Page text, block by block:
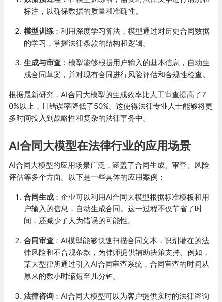
标注，以确保数据的质量和准确性。
模型训练 ：利用深度学习算法，模型通过对历史合同数据
的学习，掌握法律条款的结构和逻辑。
生成与审查 ：模型能够根据用户输入的基本信息，自动生
成合同草案，并对现有合同进行风险评估和合规性检查。
根据最新研究，AI合同大模型的生成效率比人工审查提高了7
0%以上，且错误率降低了50%。这使得法律专业人士能够将更
多时间投入到战略性和复杂的法律事务中。
AI合同大模型在法律行业的应用场景
AI合同大模型的应用场景广泛，涵盖了合同生成、审查、风险
评估等多个方面。以下是一些具体的应用案例：
合同生成 ：企业可以利用AI合同大模型根据标准模板和用
户输入的信息，自动生成合同。这一过程不仅节省了时
间，还减少了人为错误的可能性。
合同审查 ：AI模型能够快速扫描合同文本，识别潜在的法
律风险和不合规条款，为律师提供辅助决策支持。例如，
某大型律所通过引入AI合同审查系统，合同审查的时间从
原来的数小时缩短至几分钟。
法律咨询 ：AI合同大模型可以为客户提供实时的法律咨询